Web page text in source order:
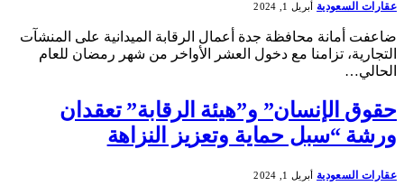
عقارات السعودية أبريل 1, 2024
ضاعفت أمانة محافظة جدة أعمال الرقابة الميدانية على المنشآت
التجارية، تزامنا مع دخول العشر الأواخر من شهر رمضان للعام
الحالي…
حقوق الإنسان” و”هيئة الرقابة” تعقدان
ورشة “سبل حماية وتعزيز النزاهة
عقارات السعودية أبريل 1, 2024